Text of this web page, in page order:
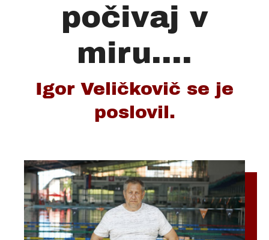
počivaj v
miru....
Igor Veličkovič se je
poslovil.